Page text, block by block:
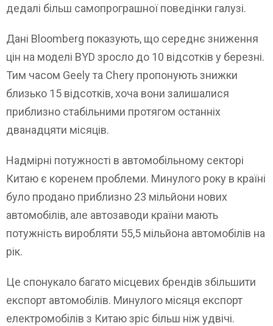
дедалі більш самопрограшної поведінки галузі.
Дані Bloomberg показують, що середнє зниження
цін на моделі BYD зросло до 10 відсотків у березні.
Тим часом Geely та Chery пропонують знижки
близько 15 відсотків, хоча вони залишалися
приблизно стабільними протягом останніх
дванадцяти місяців.
Надмірні потужності в автомобільному секторі
Китаю є коренем проблеми. Минулого року в країні
було продано приблизно 23 мільйони нових
автомобілів, але автозаводи країни мають
потужність виробляти 55,5 мільйона автомобілів на
рік.
Це спонукало багато місцевих брендів збільшити
експорт автомобілів. Минулого місяця експорт
електромобілів з Китаю зріс більш ніж удвічі.